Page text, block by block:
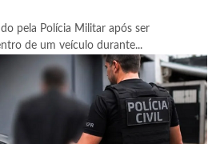
pela Polícia Militar após ser
de um veículo durante...